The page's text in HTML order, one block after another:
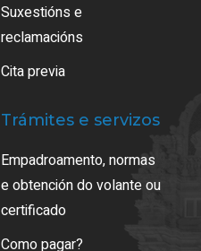
Suxestións e
reclamacións
Cita previa
Trámites e servizos
Empadroamento, normas
e obtención do volante ou
certificado
Como pagar?